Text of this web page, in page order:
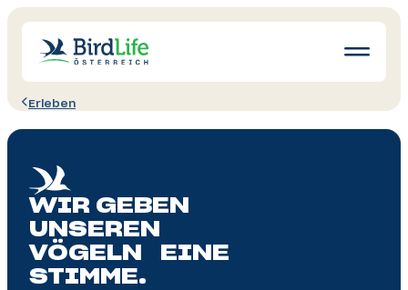
Wissen
Erleben
News
Ratgeber
Erleben
WIR GEBEN
UNSEREN
VÖGELN EINE
STIMME.